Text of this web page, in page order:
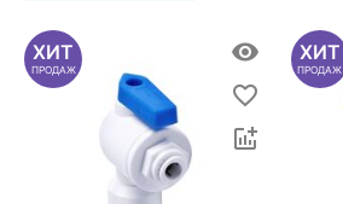
ХИТ
ПРОДАЖ
ХИТ
ПРОДАЖ